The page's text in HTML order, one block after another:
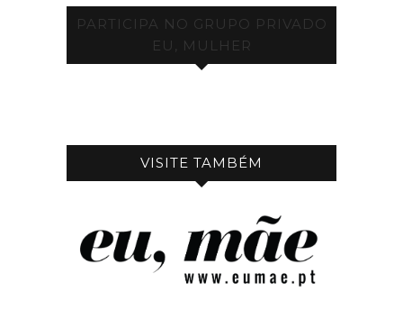
PARTICIPA NO GRUPO PRIVADO
EU, MULHER
VISITE TAMBÉM